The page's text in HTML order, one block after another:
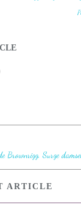
ARTICLE